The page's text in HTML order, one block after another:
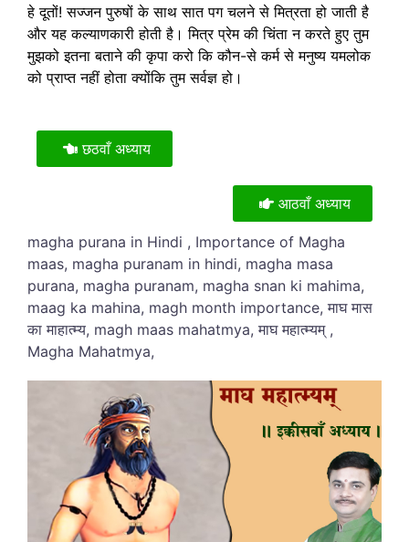
हे दूतों! सज्जन पुरुषों के साथ सात पग चलने से मित्रता हो जाती है
और यह कल्याणकारी होती है। मित्र प्रेम की चिंता न करते हुए तुम
मुझको इतना बताने की कृपा करो कि कौन-से कर्म से मनुष्य यमलोक
को प्राप्त नहीं होता क्योंकि तुम सर्वज्ञ हो।
छठवाँ अध्याय
आठवाँ अध्याय
magha purana in Hindi , Importance of Magha
maas, magha puranam in hindi, magha masa
purana, magha puranam, magha snan ki mahima,
maag ka mahina, magh month importance, माघ मास
का माहात्म्य, magh maas mahatmya, माघ महात्म्यम् ,
Magha Mahatmya,